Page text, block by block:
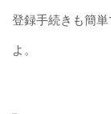
登録手続きも簡
よ。